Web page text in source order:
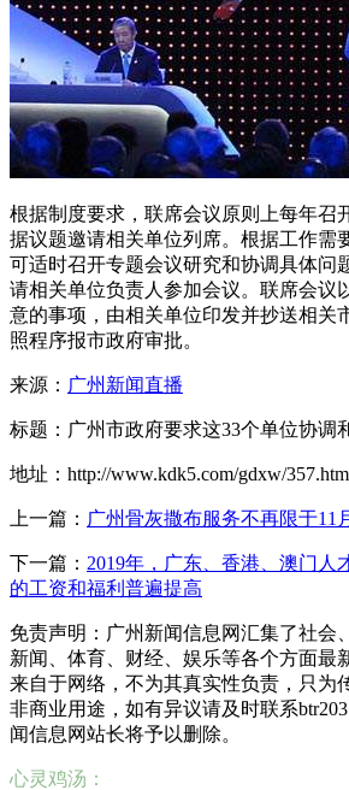
根据制度要求，联席会议原则上每年召
据议题邀请相关单位列席。根据工作需
可适时召开专题会议研究和协调具体问
请相关单位负责人参加会议。联席会议
意的事项，由相关单位印发并抄送相关
照程序报市政府审批。
来源： 广州新闻直播
标题：广州市政府要求这33个单位协调
地址：http://www.kdk5.com/gdxw/
上一篇： 广州骨灰撒布服务不再限于11
下一篇： 2019年，广东、香港、澳门人
的工资和福利普遍提高
免责声明：广州新闻信息网汇集了社会
新闻、体育、财经、娱乐等各个方面最
来自于网络，不为其真实性负责，只为
非商业用途，如有异议请及时联系
闻信息网站长将予以删除。
心灵鸡汤：